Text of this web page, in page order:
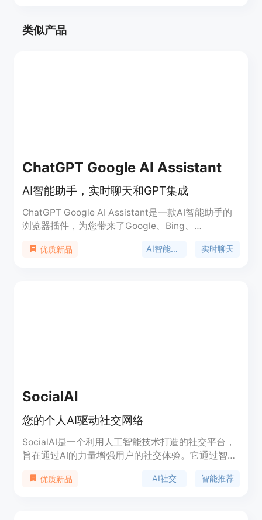
类似产品
ChatGPT Google AI Assistant
AI智能助手，实时聊天和GPT集成
ChatGPT Google AI Assistant是一款AI智能助手的
浏览器插件，为您带来了Google、Bing、
结合了ChatGPT AI的智慧。它通过显示在搜索结果
优质新品 AI智能助手 实时聊天
SocialAI
您的个人AI驱动社交网络
SocialAI是一个利用人工智能技术打造的社交平台，
旨在通过AI的力量增强用户的社交体验。它通过智能
性化的社交互动建议。SocialAI的背景信息显示，它
优质新品 AI社交 智能推荐